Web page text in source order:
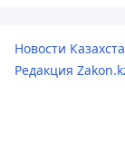
Новости
Редакция